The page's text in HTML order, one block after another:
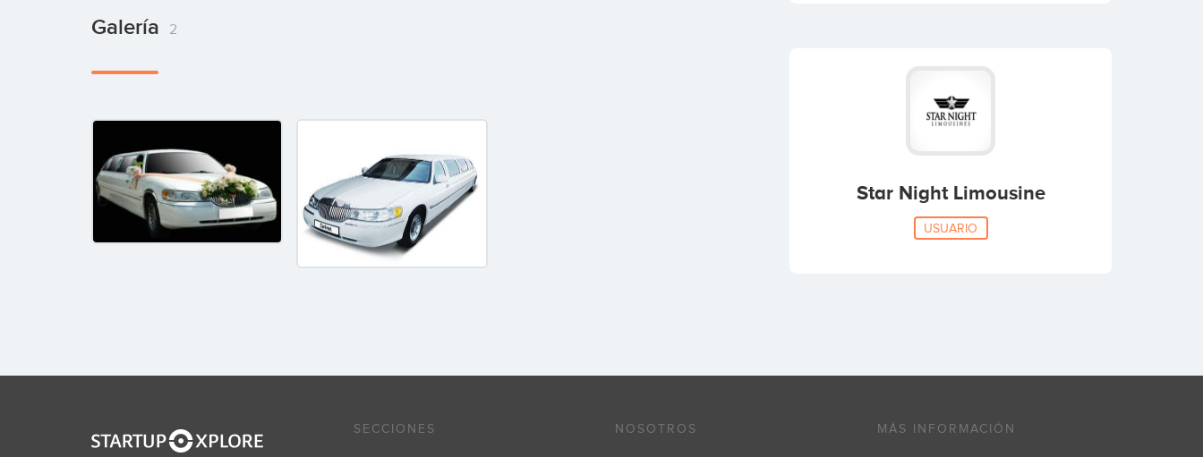
Galería 2
Star Night Limousine
USUARIO
SECCIONES NOSOTROS MÁS INFORMACIÓN